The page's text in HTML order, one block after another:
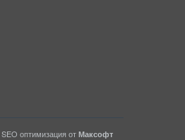
SEO оптимизация от Максофт